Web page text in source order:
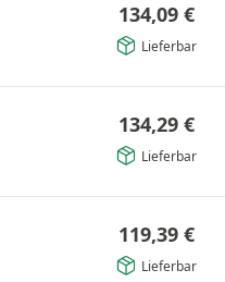
134,09 €
Lieferbar
134,29 €
Lieferbar
119,39 €
Lieferbar